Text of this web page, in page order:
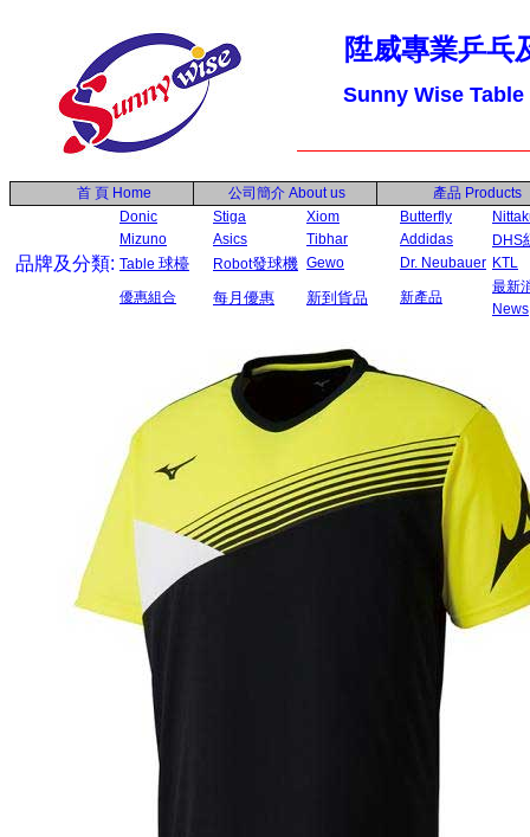
陞威專業乒乓
Sunny Wise
首 頁 Home 公司簡介 About us 產品 Products
品牌及分類:
Donic Stiga Xiom Butterfly
Mizuno
Asics Tibhar Addidas DHS
Table 球檯 Robot發球機 Gewo Dr. Neubauer KTL
優惠組合 每月優惠 新到貨品 新產品
最新
News